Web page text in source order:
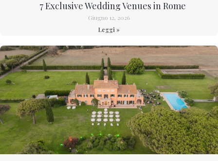
7 Exclusive Wedding Venues in Rome
Giugno 12, 2026
Leggi »